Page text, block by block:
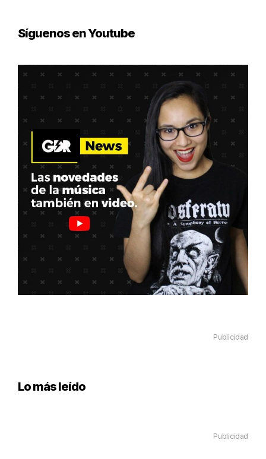
Síguenos en Youtube
Publicidad
Lo más leído
Publicidad